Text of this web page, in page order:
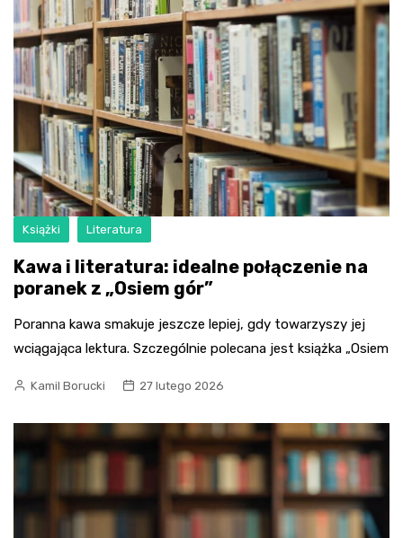
Książki Literatura
Kawa i literatura: idealne połączenie na
poranek z „Osiem gór”
Poranna kawa smakuje jeszcze lepiej, gdy towarzyszy jej
wciągająca lektura. Szczególnie polecana jest książka „Osiem
Kamil Borucki 27 lutego 2026